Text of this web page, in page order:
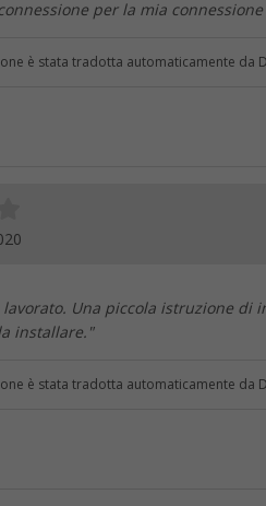
per la mia
è stata tradotta automaticamente da
Una piccola istruzione di
installare."
è stata tradotta automaticamente da